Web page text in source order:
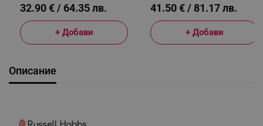
32.90 € / 64.35 лв.
+ Добави
41.50 € / 81.17 лв.
+ Добави
Описание